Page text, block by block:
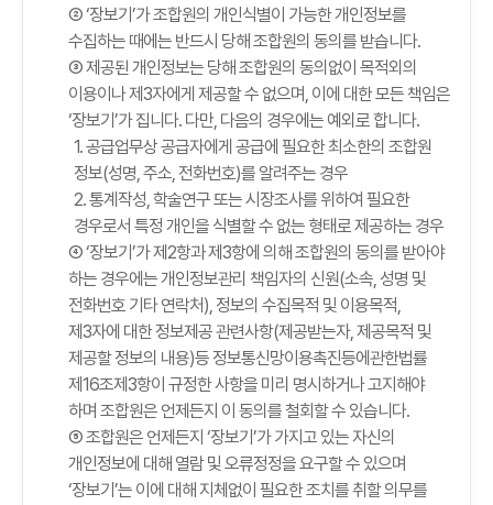
② ‘장보기’가 조합원의 개인식별이 가능한 개인정보를
수집하는 때에는 반드시 당해 조합원의 동의를 받습니다.
③ 제공된 개인정보는 당해 조합원의 동의없이 목적외의
이용이나 제3자에게 제공할 수 없으며, 이에 대한 모든 책임은
‘장보기’가 집니다. 다만, 다음의 경우에는 예외로 합니다.
1. 공급업무상 공급자에게 공급에 필요한 최소한의 조합원
정보(성명, 주소, 전화번호)를 알려주는 경우
2. 통계작성, 학술연구 또는 시장조사를 위하여 필요한
경우로서 특정 개인을 식별할 수 없는 형태로 제공하는 경우
④ ‘장보기’가 제2항과 제3항에 의해 조합원의 동의를 받아야
하는 경우에는 개인정보관리 책임자의 신원(소속, 성명 및
전화번호 기타 연락처), 정보의 수집목적 및 이용목적,
제3자에 대한 정보제공 관련사항(제공받는자, 제공목적 및
제공할 정보의 내용)등 정보통신망이용촉진등에관한법률
제16조제3항이 규정한 사항을 미리 명시하거나 고지해야
하며 조합원은 언제든지 이 동의를 철회할 수 있습니다.
⑤ 조합원은 언제든지 ‘장보기’가 가지고 있는 자신의
개인정보에 대해 열람 및 오류정정을 요구할 수 있으며
‘장보기’는 이에 대해 지체없이 필요한 조치를 취할 의무를